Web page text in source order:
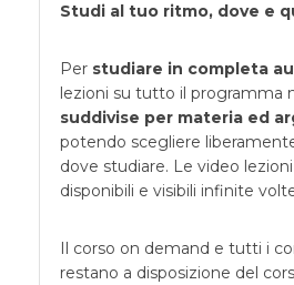
Studi al tuo ritmo, dove e
Per studiare in completa
lezioni su tutto il programma
suddivise per materia ed
potendo scegliere
dove studiare. Le video
disponibili e visibili infinite
Il corso on demand e tutti i
restano a disposizione del